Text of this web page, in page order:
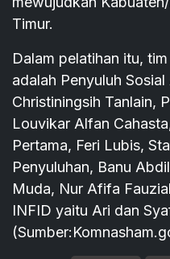
Timur.
Dalam pelatihan itu,
adalah Penyuluh
Christiningsih Tanlain,
Louvikar Alfan
Pertama, Feri Lubis,
Penyuluhan, Banu
Muda, Nur Afifa
INFID yaitu Ari dan